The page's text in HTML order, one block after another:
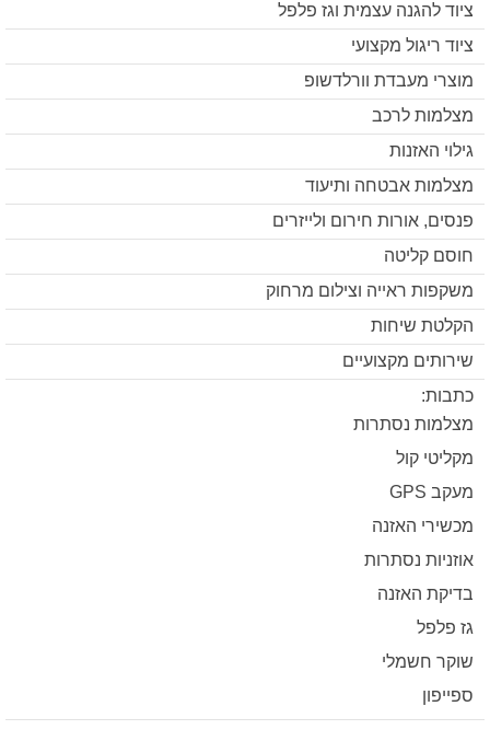
ציוד להגנה עצמית וגז פלפל
ציוד ריגול מקצועי
מוצרי מעבדת וורלדשופ
מצלמות לרכב
גילוי האזנות
מצלמות אבטחה ותיעוד
פנסים, אורות חירום ולייזרים
חוסם קליטה
משקפות ראייה וצילום מרחוק
הקלטת שיחות
שירותים מקצועיים
כתבות:
מצלמות נסתרות
מקליטי קול
מעקב GPS
מכשירי האזנה
אוזניות נסתרות
בדיקת האזנה
גז פלפל
שוקר חשמלי
ספייפון